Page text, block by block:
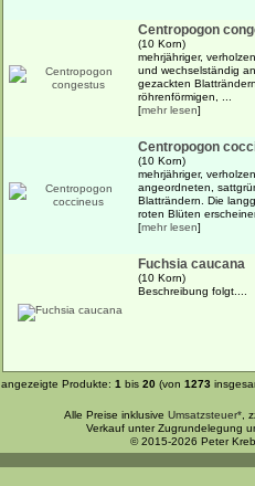
Centropogon
(10 Korn)
mehrjähriger,
und wechselständig
gezackten
röhrenförmigen, ...
[mehr lesen]
Centropogon
(10 Korn)
mehrjähriger,
angeordneten,
Blatträndern. Die
roten Blüten
[mehr lesen]
Fuchsia caucana
(10 Korn)
Beschreibung folgt....
angezeigte Produkte: 1 bis 20 (von 1273
Alle Preise inklusive Umsatzsteuer* ,
Verkauf unter Zugrundelegung
© 2015-2026 Peter